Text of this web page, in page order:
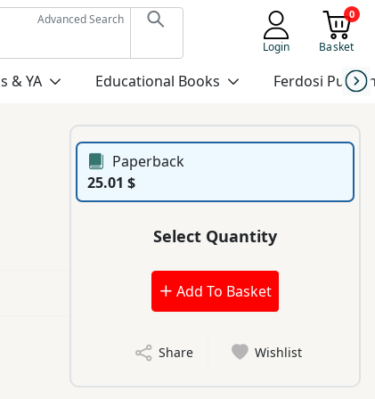
Advanced Search
Login
0
Basket
& YA Educational Books Ferdosi
Paperback
25.01 $
Select Quantity
Add To Basket
Share Wishlist